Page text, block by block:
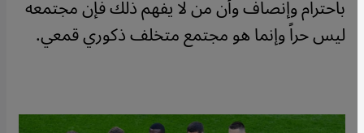
باحترام وإنصاف وأن من لا يفهم ذلك فإن مجتمعه
ليس حراً وإنما هو مجتمع متخلف ذكوري قمعي.